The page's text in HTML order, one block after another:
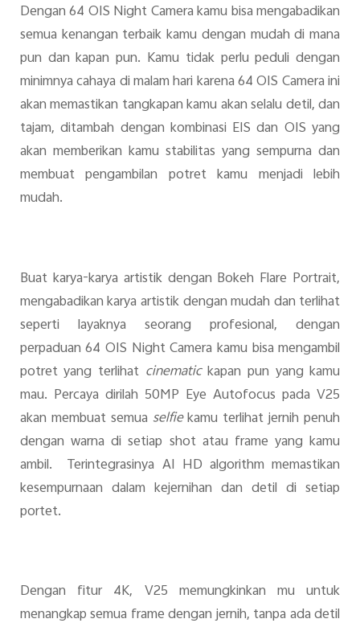
Dengan 64 OIS Night Camera kamu bisa mengabadikan
semua kenangan terbaik kamu dengan mudah di mana
pun dan kapan pun. Kamu tidak perlu peduli dengan
minimnya cahaya di malam hari karena 64 OIS Camera ini
akan memastikan tangkapan kamu akan selalu detil, dan
tajam, ditambah dengan kombinasi EIS dan OIS yang
akan memberikan kamu stabilitas yang sempurna dan
membuat pengambilan potret kamu menjadi lebih
mudah.
Buat karya-karya artistik dengan Bokeh Flare Portrait,
mengabadikan karya artistik dengan mudah dan terlihat
seperti layaknya seorang profesional, dengan
perpaduan 64 OIS Night Camera kamu bisa mengambil
potret yang terlihat cinematickapan pun yang kamu
mau. Percaya dirilah 50MP Eye Autofocus pada V25
akan membuat semua selfiekamu terlihat jernih penuh
dengan warna di setiap shot atau frame yang kamu
ambil. Terintegrasinya AI HD algorithm memastikan
kesempurnaan dalam kejernihan dan detil di setiap
portet.
Dengan fitur 4K, V25 memungkinkan mu untuk
menangkap semua frame dengan jernih, tanpa ada detil